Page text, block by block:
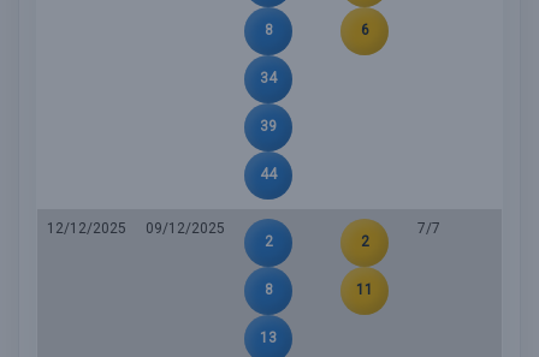
8
34
39
44
6
12/12/2025
09/12/2025
2
8
13
2
11
7/7